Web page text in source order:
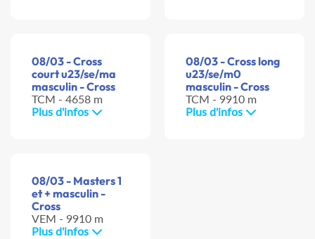
08/03 - Cross
court u23/se/ma
masculin - Cross
TCM - 4658 m
Plus d'infos
08/03 - Cross long
u23/se/m0
masculin - Cross
TCM - 9910 m
Plus d'infos
08/03 - Masters 1
et + masculin -
Cross
VEM - 9910 m
Plus d'infos